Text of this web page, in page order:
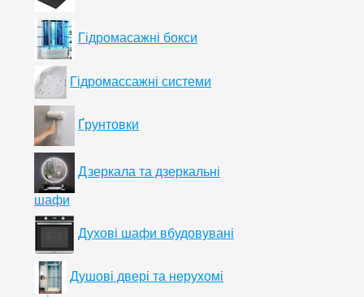
Гідромасажні бокси
Гідромассажні системи
Ґрунтовки
Дзеркала та дзеркальні
шафи
Духові шафи вбудовувані
Душові двері та нерухомі